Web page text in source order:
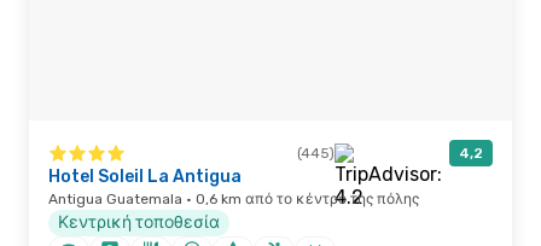
(445) 4,2
Hotel Soleil La Antigua
Antigua Guatemala · 0,6 km από το κέντρο της πόλης
Κεντρική τοποθεσία